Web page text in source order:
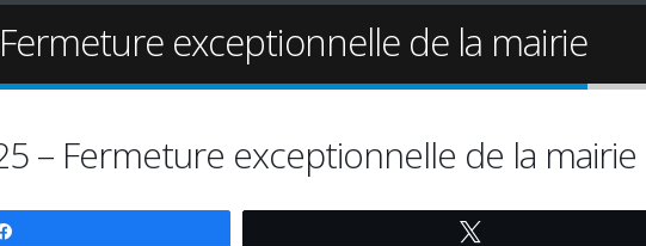
exceptionnelle de la mairie
– Fermeture exceptionnelle de la mairie